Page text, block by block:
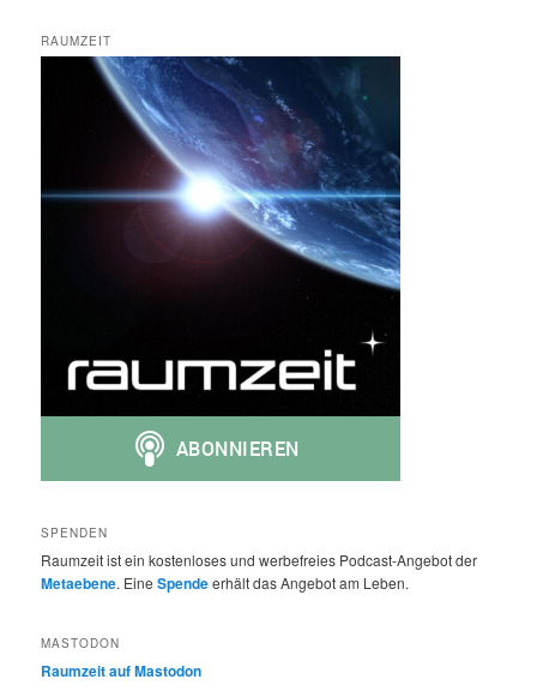
RAUMZEIT
SPENDEN
Raumzeit ist ein kostenloses und werbefreies Podcast-Angebot der
Metaebene. EineSpendeerhält das Angebot am Leben.
MASTODON
Raumzeit auf Mastodon